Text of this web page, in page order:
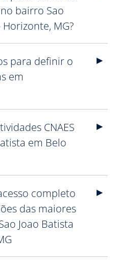
bairro Sao
MG?
para definir o
em
CNAES
em Belo
completo
das maiores
Joao Batista